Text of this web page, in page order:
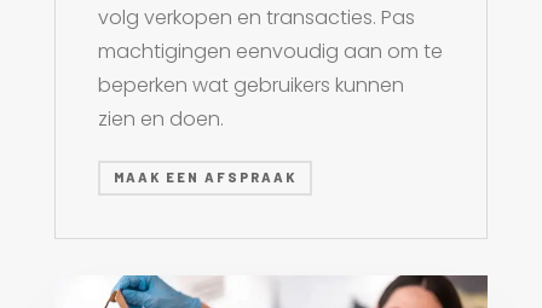
volg verkopen en transacties. Pas
machtigingen eenvoudig aan om te
beperken wat gebruikers kunnen
zien en doen.
MAAK EEN AFSPRAAK